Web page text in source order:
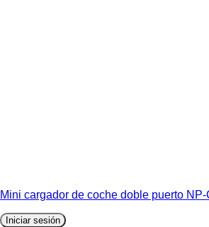
Mini cargador de coche doble puerto
Iniciar sesión